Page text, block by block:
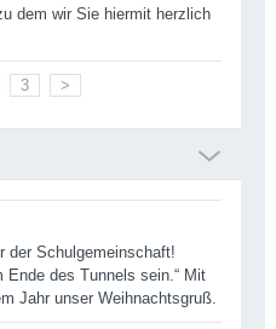
dem wir Sie hiermit herzlich
3 >
der Schulgemeinschaft!
Ende des Tunnels sein.“ Mit
Jahr unser Weihnachtsgruß.